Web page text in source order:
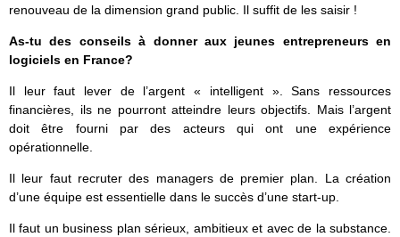
renouveau de la dimension grand public. Il suffit de les saisir !
As-tu des conseils à donner aux jeunes entrepreneurs en
logiciels en France?
Il leur faut lever de l’argent « intelligent ». Sans ressources
financières, ils ne pourront atteindre leurs objectifs. Mais l’argent
doit être fourni par des acteurs qui ont une expérience
opérationnelle.
Il leur faut recruter des managers de premier plan. La création
d’une équipe est essentielle dans le succès d’une start-up.
Il faut un business plan sérieux, ambitieux et avec de la substance.